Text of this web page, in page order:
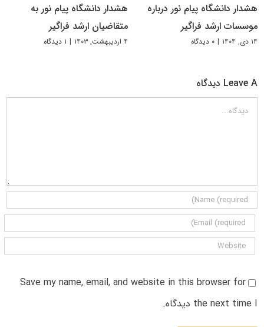
هشدار دانشگاه پیام نور درباره
موسسات ارشد فراگیر
۱۴ دی, ۱۴۰۴ | ۰ دیدگاه
هشدار دانشگاه پیام نور به
متقاضیان ارشد فراگیر
۴ اردیبهشت, ۱۴۰۳ | ۱ دیدگاه
Leave A دیدگاه
دیدگاه
Save my name, email, and website in this browser for
the next time I دیدگاه.